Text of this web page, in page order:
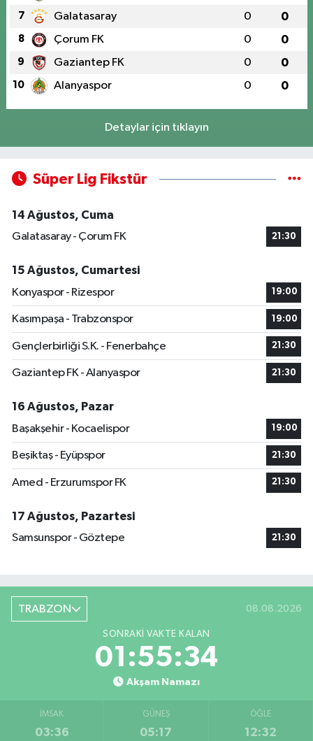
7 Galatasaray 0 0
8 Çorum FK 0 0
9 Gaziantep FK 0 0
10 Alanyaspor 0 0
Detaylar için tıklayın
Süper Lig Fikstür
14 Ağustos, Cuma
Galatasaray - Çorum FK
21:30
15 Ağustos, Cumartesi
Konyaspor - Rizespor
19:00
Kasımpaşa - Trabzonspor 19:00
Gençlerbirliği S.K. - Fenerbahçe 21:30
Gaziantep FK - Alanyaspor 21:30
16 Ağustos, Pazar
Başakşehir - Kocaelispor
19:00
Beşiktaş - Eyüpspor 21:30
Amed - Erzurumspor FK 21:30
17 Ağustos, Pazartesi
Samsunspor - Göztepe
21:30
TRABZON 08.08.2026
SONRAKI VAKTE KALAN
01:55:33
Akşam Namazı
İMSAK
03:36
GÜNEŞ
05:17
ÖĞLE
12:32